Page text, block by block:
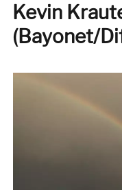
Kevin
(Bayonet/